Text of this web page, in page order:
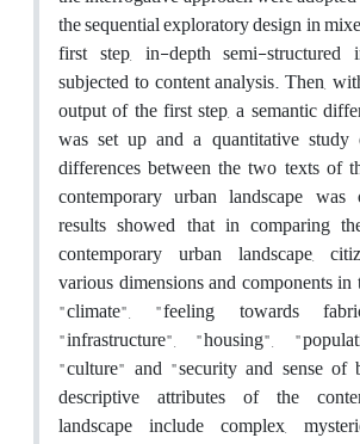
the sequential exploratory design in
first step, in-depth semi-structured
subjected to content analysis. Then,
output of the first step, a semantic
was set up and a quantitative study
differences between the two texts of
contemporary urban landscape was
results showed that in comparing
contemporary urban landscape,
various dimensions and components
"climate", "feeling towards
"infrastructure", "housing",
"culture" and "security and sense of
descriptive attributes of the
landscape include complex,